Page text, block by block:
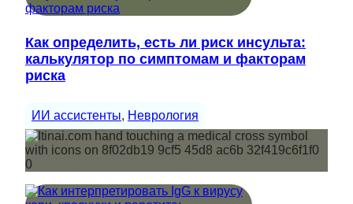
Как определить, есть ли риск инсульта:
калькулятор по симптомам и факторам
риска
ИИ ассистенты, Неврология